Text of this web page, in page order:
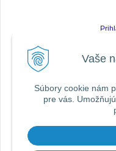
Vaše
Súbory cookie nám
pre vás.